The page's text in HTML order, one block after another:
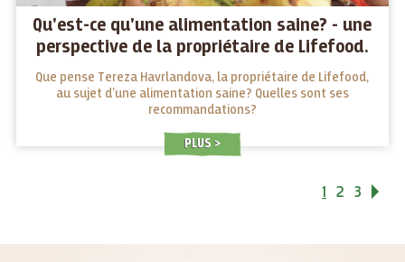
Qu'est-ce qu'une alimentation saine? - une
perspective de la propriétaire de Lifefood.
Que pense Tereza Havrlandova, la propriétaire de Lifefood,
au sujet d'une alimentation saine? Quelles sont ses
recommandations?
PLUS
1 2 3